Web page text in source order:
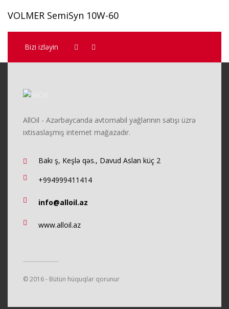
VOLMER SemiSyn 10W-60
Bizi izləyin
AllOil - Azərbaycanda avtomabil yağlarının satışı üzrə
ixtisaslaşmış internet mağazadır.
Bakı ş, Keşlə qəs., Davud Aslan küç 2
+994999411414
info@alloil.az
www.alloil.az
© 2016 - Bütün hüquqlar qorunur